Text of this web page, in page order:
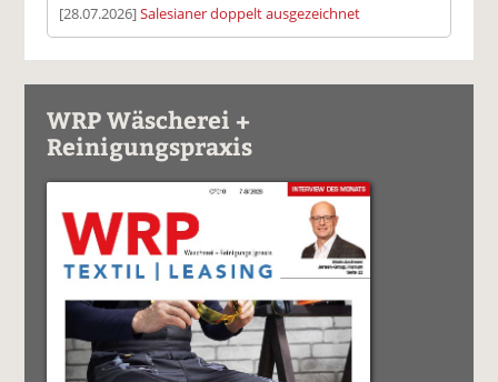
[28.07.2026]Salesianer doppelt ausgezeichnet
WRP Wäscherei +
Reinigungspraxis